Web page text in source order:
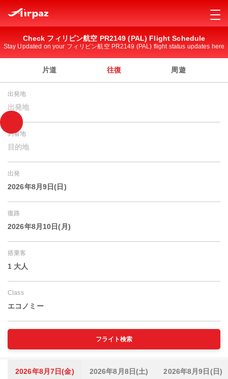
Check フィリピン航空 PR2149 (PAL) Flight Schedule
Stay Updated on your フィリピン航空 PR2149 (PAL) flight status updates here
片道 往復 周遊
出発地
出発地
到着地
目的地
出発
2026年8月9日(日)
復路
2026年8月10日(月)
搭乗客
1 大人
Class
エコノミー
フライト検索
2026年8月7日(金) 2026年8月8日(土) 2026年8月9日(日)